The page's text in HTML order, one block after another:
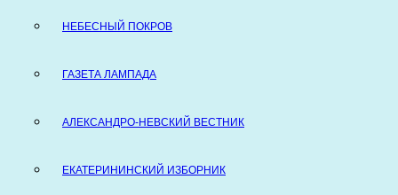
НЕБЕСНЫЙ ПОКРОВ
ГАЗЕТА ЛАМПАДА
АЛЕКСАНДРО-НЕВСКИЙ ВЕСТНИК
ЕКАТЕРИНИНСКИЙ ИЗБОРНИК